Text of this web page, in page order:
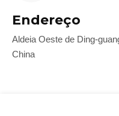
Endereço
Aldeia Oeste de Ding-
China